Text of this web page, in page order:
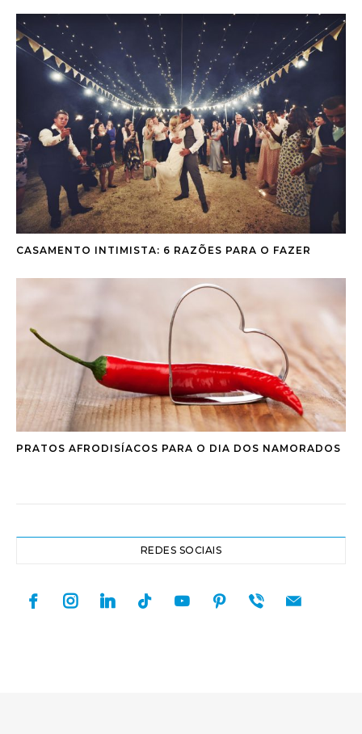
CASAMENTO INTIMISTA: 6 RAZÕES PARA O FAZER
PRATOS AFRODISÍACOS PARA O DIA DOS NAMORADOS
REDES SOCIAIS
facebookinstagramlinkedintiktok youtubepinterest
viber mail